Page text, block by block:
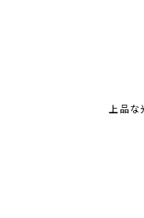
上品